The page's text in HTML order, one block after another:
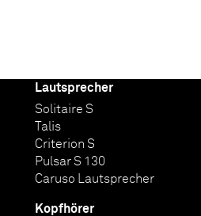
Lautsprecher
Solitaire S
Talis
Criterion S
Pulsar S 130
Caruso Lautsprecher
Kopfhörer